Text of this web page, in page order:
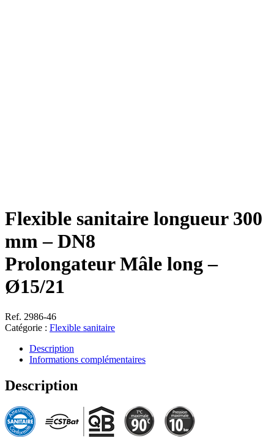
Flexible sanitaire longueur 300
mm – DN8
Prolongateur Mâle long –
Ø15/21
Ref. 2986-46
Catégorie : Flexible sanitaire
Description
Informations complémentaires
Description